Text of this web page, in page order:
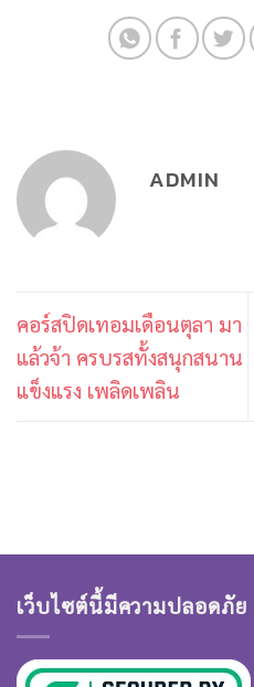
ADMIN
คอร์สปิดเทอมเดือนตุลา มา
แล้วจ้า ครบรสทั้งสนุกสนาน
แข็งแรง เพลิดเพลิน
เว็บไซต์นี้มีความปลอดภัย